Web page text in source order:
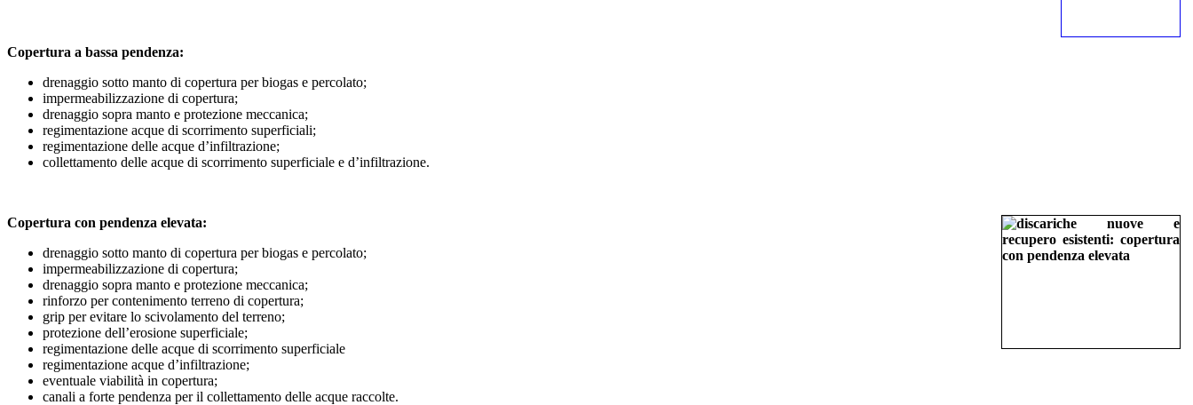
Copertura a bassa pendenza:
drenaggio sotto manto di copertura per biogas e percolato;
impermeabilizzazione di copertura;
drenaggio sopra manto e protezione meccanica;
regimentazione acque di scorrimento superficiali;
regimentazione delle acque d’infiltrazione;
collettamento delle acque di scorrimento superficiale e d’infiltrazione.
Copertura con pendenza elevata:
drenaggio sotto manto di copertura per biogas e percolato;
impermeabilizzazione di copertura;
drenaggio sopra manto e protezione meccanica;
rinforzo per contenimento terreno di copertura;
grip per evitare lo scivolamento del terreno;
protezione dell’erosione superficiale;
regimentazione delle acque di scorrimento superficiale
regimentazione acque d’infiltrazione;
eventuale viabilità in copertura;
canali a forte pendenza per il collettamento delle acque raccolte.